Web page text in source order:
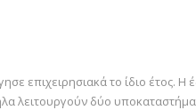
επιχειρησιακά το ίδιο έτος. Η
λειτουργούν δύο